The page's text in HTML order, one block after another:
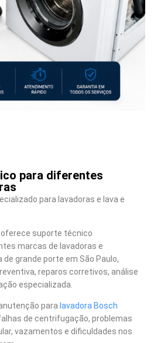
para diferentes
para lavadoras e lava e
suporte técnico
marcas de lavadoras e
grande porte em São Paulo,
reparos corretivos, análise
especializada.
para lavadora Bosch
de centrifugação, problemas
vazamentos e dificuldades nos